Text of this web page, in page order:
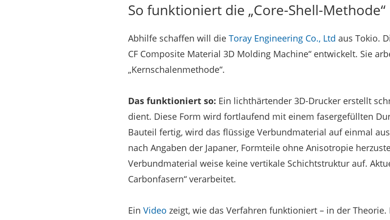
So funktioniert die „Core-Shell-Methode“
Abhilfe schaffen will die Toray Engineering Co., Ltd aus Tokio.
CF Composite Material 3D Molding Machine“ entwickelt. Sie
„Kernschalenmethode“.
Das funktioniert so: Ein lichthärtender 3D-Drucker erstellt
dient. Diese Form wird fortlaufend mit einem fasergefüllten
Bauteil fertig, wird das flüssige Verbundmaterial auf einmal
nach Angaben der Japaner, Formteile ohne Anisotropie
Verbundmaterial weise keine vertikale Schichtstruktur auf.
Carbonfasern“ verarbeitet.
Ein Video zeigt, wie das Verfahren funktioniert – in der